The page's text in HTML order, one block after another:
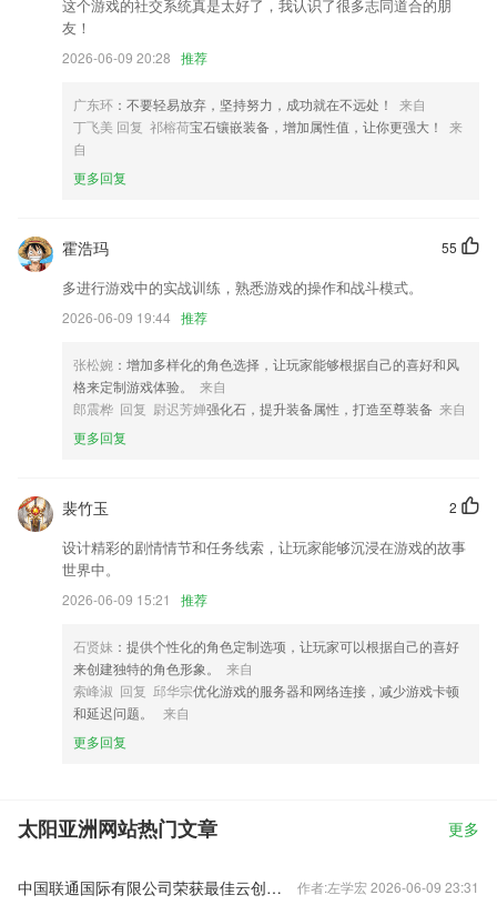
电子眼数据升级，新增加10万多电子眼数据
十六新增板块超高加宽参数导入功能，在标准横断面界面可实现批量覆盖
导入规定格式的板块超高加宽参数文件。
1：修复了部分已知的BUG；
联系我们
以上就是太阳亚洲网站的介绍，如果您喜欢这款软件，您可以到应用商店
这个游戏的社交系统真是太好了，我认识了很多志同道合的朋
友！
2026-06-09 20:28 推荐
广东环 ：不要轻易放弃，坚持努力，成功就在不远处！
来自
丁飞美 回复 祁榕荷宝石镶嵌装备，增加属性值，让你更强大！
来
自
更多回复
55
霍浩玛
多进行游戏中的实战训练，熟悉游戏的操作和战斗模式。
2026-06-09 19:44 推荐
张松婉 ：增加多样化的角色选择，让玩家能够根据自己的喜好和风
格来定制游戏体验。
来自
郎震桦 回复 尉迟芳婵强化石，提升装备属性，打造至尊装备 来自
更多回复
2
裴竹玉
设计精彩的剧情情节和任务线索，让玩家能够沉浸在游戏的故事
世界中。
2026-06-09 15:21 推荐
石贤妹 ：提供个性化的角色定制选项，让玩家可以根据自己的喜好
来创建独特的角色形象。
来自
索峰淑 回复 邱华宗优化游戏的服务器和网络连接，减少游戏卡顿
和延迟问题。
来自
更多回复
太阳亚洲网站热门文章 更多
中国联通国际有限公司荣获最佳云创新奖 作者:左学宏 2026-06-09 23:31